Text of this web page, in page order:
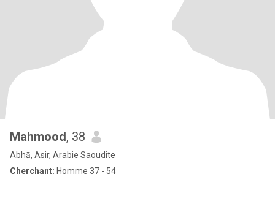
Mahmood, 38
Abhā, Asir, Arabie Saoudite
Cherchant: Homme 37 - 54